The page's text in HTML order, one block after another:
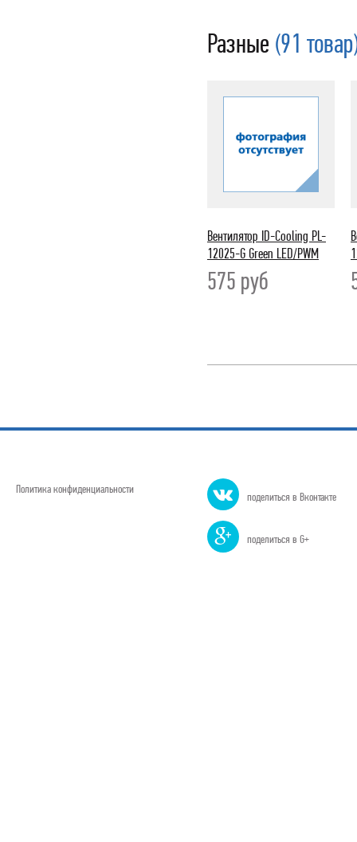
Разные (91
Вентилятор ID-Cooling PL-
12025-G Green LED/PWM
575 руб
Политика конфиденциальности
поделиться в Вконтакте
поделиться в G+